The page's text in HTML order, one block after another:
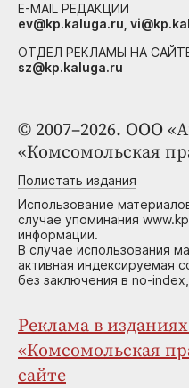
© 2007–2026. ООО
«Комсомольская
Полистать издания
Использование
случае упоминания
информации.
В случае использования
активная индексируемая
без заключения в no-
Реклама в
«Комсомольская
сайте
E-MAIL РЕДАКЦИИ
ev@kp.kaluga.ru,
ОТДЕЛ РЕКЛАМЫ НА
sz@kp.kaluga.ru